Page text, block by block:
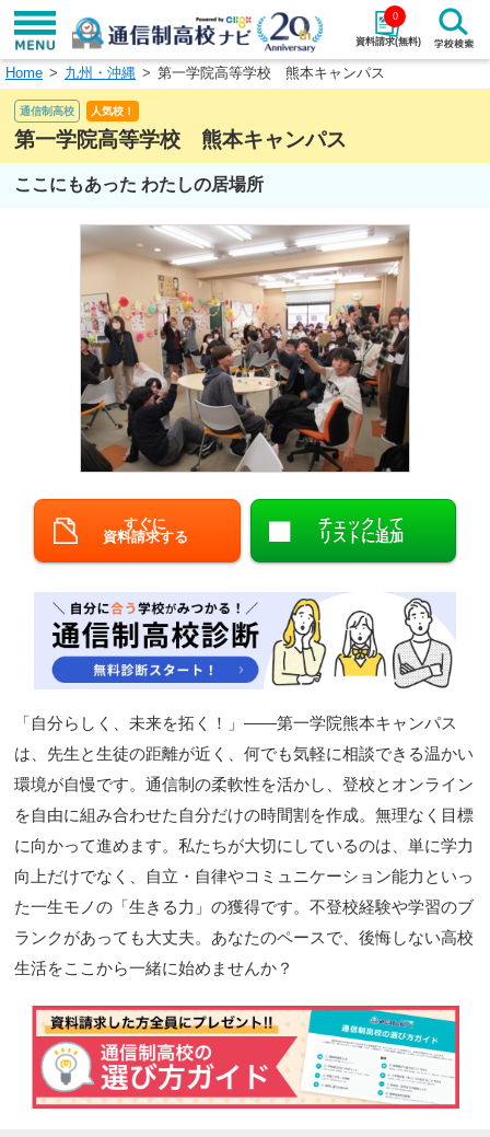
資料請求(無料)
0
学校名で探す
エリアから探す
エリアを選択して探す
北海道・東北
北陸・甲信越
中国
九州・沖縄
閉じる
Home 九州・沖縄 第一学院高等学校 熊本キャンパス
通信制高校 人気校！
第一学院高等学校 熊本キャンパス
ここにもあった わたしの居場所
すぐに
資料請求する
チェックして
リストに追加
「自分らしく、未来を拓く！」——第一学院熊本キャンパス
は、先生と生徒の距離が近く、何でも気軽に相談できる温かい
環境が自慢です。通信制の柔軟性を活かし、登校とオンライン
を自由に組み合わせた自分だけの時間割を作成。無理なく目標
に向かって進めます。私たちが大切にしているのは、単に学力
向上だけでなく、自立・自律やコミュニケーション能力といっ
た一生モノの「生きる力」の獲得です。不登校経験や学習のブ
ランクがあっても大丈夫。あなたのペースで、後悔しない高校
生活をここから一緒に始めませんか？